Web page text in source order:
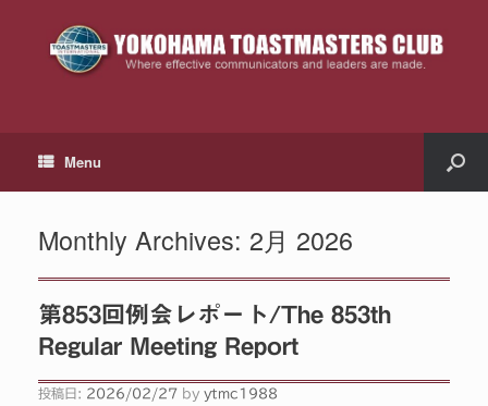
Menu
Monthly Archives: 2月 2026
第853回例会レポート/The 853th
Regular Meeting Report
投稿日: 2026/02/27 by ytmc1988